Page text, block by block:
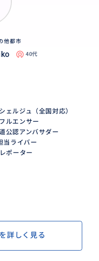
他都市
40代
ルジュ（全国対応）
ルエンサー
公認アンバサダー
当ライバー
ポーター
詳しく見る